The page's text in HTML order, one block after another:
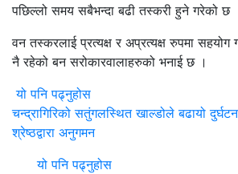
पछिल्लो समय सबैभन्दा बढी तस्करी हुने गरेको छ
वन तस्करलाई प्रत्यक्ष र अप्रत्यक्ष रुपमा सहयोग
नै रहेको बन सरोकारवालाहरुको भनाई छ ।
यो पनि पढ्नुहोस
चन्द्रागिरिको सतुंगलस्थित खाल्डोले बढायो
श्रेष्ठद्वारा अनुगमन
यो पनि पढ्नुहोस